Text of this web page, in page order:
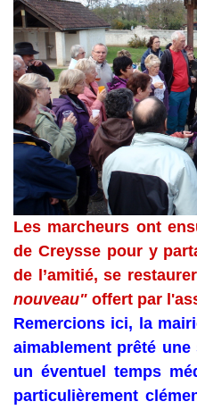
Les marcheurs ont
de Creysse pour y
de l’amitié, se
nouveau" offert par
Remercions ici, la
aimablement prêté
un éventuel temps
particulièrement